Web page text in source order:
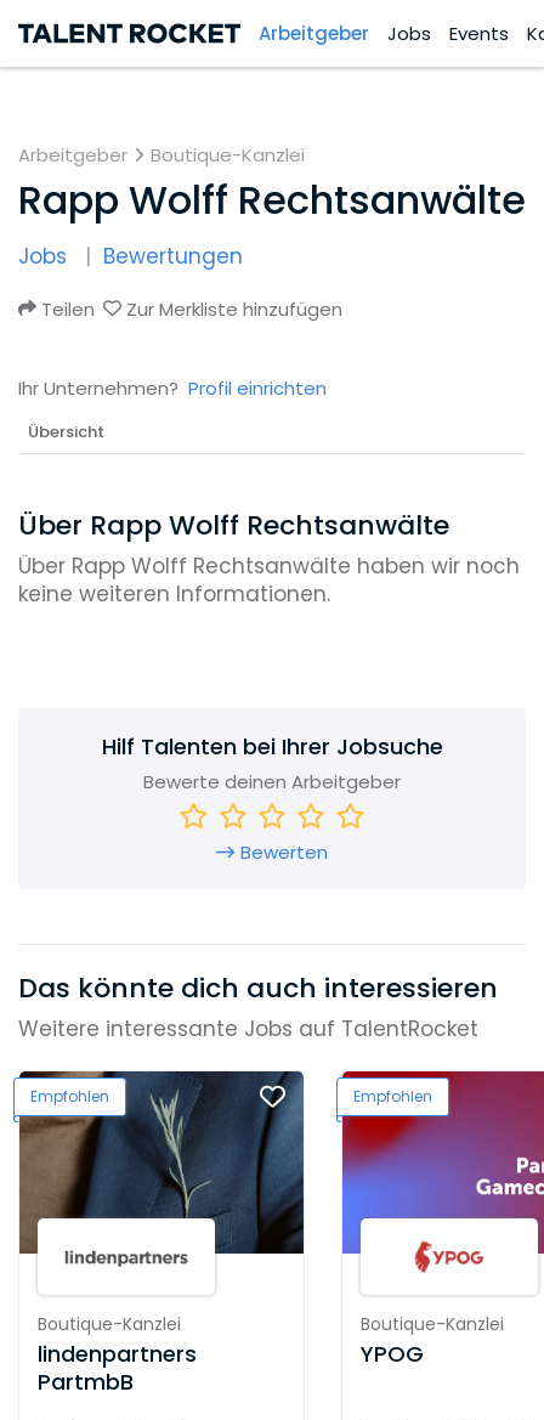
Arbeitgeber Jobs Events
Arbeitgeber Boutique-Kanzlei
Rapp Wolff Rechtsanwälte
Jobs Bewertungen
Teilen Zur Merkliste hinzufügen
Ihr Unternehmen? Profil einrichten
Übersicht
Über Rapp Wolff Rechtsanwälte
Über Rapp Wolff Rechtsanwälte haben wir noch
keine weiteren Informationen.
Hilf Talenten bei Ihrer Jobsuche
Bewerte deinen Arbeitgeber
Bewerten
Das könnte dich auch interessieren
Weitere interessante Jobs auf TalentRocket
Empfohlen
Boutique-Kanzlei
lindenpartners
PartmbB
Empfohlen
Boutique-Kanzlei
YPOG